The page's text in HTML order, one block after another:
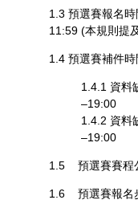
1.3 預選賽報名
11:59 (本規則提
1.4 預選賽補件時
1.4.1 資料
–19:00
1.4.2 資料
–19:00
1.5 預選賽賽程
1.6 預選賽報名